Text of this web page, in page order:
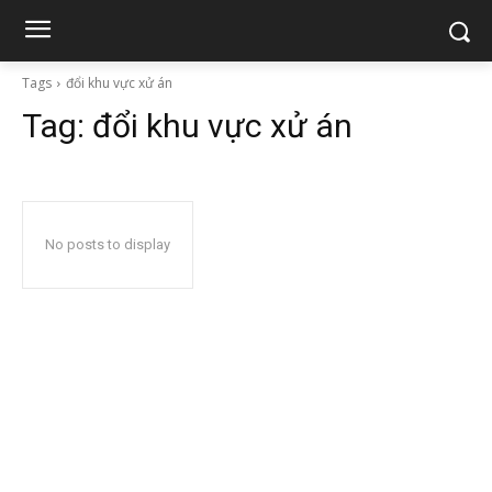
Tags đổi khu vực xử án
Tag: đổi khu vực xử án
No posts to display